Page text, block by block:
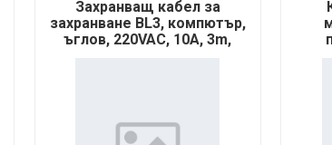
Захранващ кабел за
захранване BL3, компютър,
ъглов, 220VAC, 10A, 3m,